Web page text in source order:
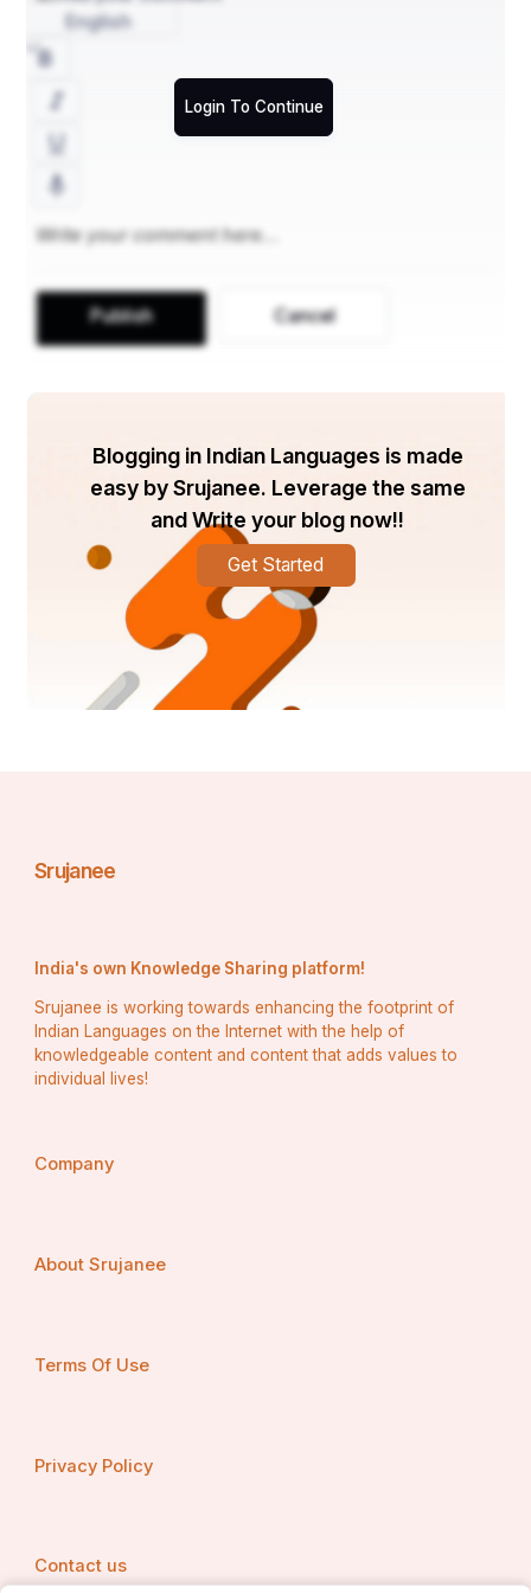
Login To Continue
English
Publish Cancel
Blogging in Indian Languages is made
easy by Srujanee. Leverage the same
and Write your blog now!!
Get Started
Srujanee
India's own Knowledge Sharing platform!
Srujanee is working towards enhancing the footprint of
Indian Languages on the Internet with the help of
knowledgeable content and content that adds values to
individual lives!
Company
About Srujanee
Terms Of Use
Privacy Policy
Contact us